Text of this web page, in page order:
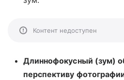
Контент недоступен
Длиннофокусный (зум)
перспективу